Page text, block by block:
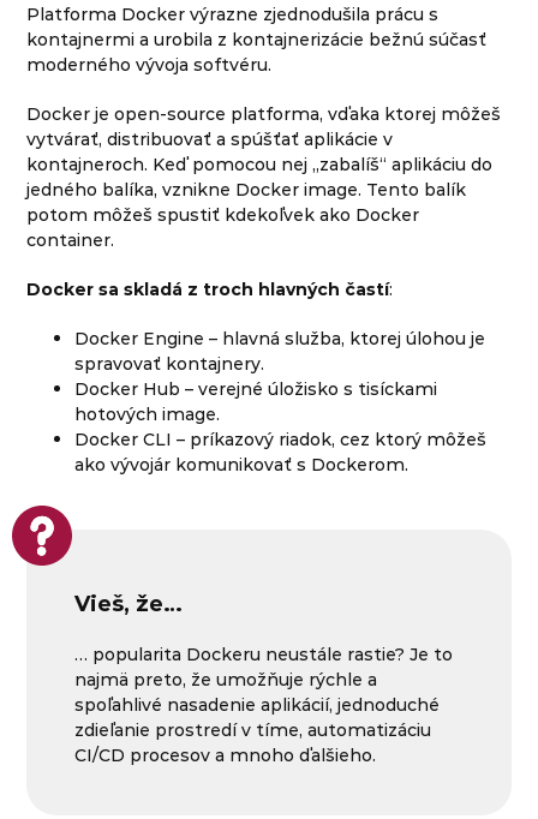
Platforma Docker výrazne zjednodušila prácu s
kontajnermi a urobila z kontajnerizácie bežnú súčasť
moderného vývoja softvéru.
Docker je open-source platforma, vďaka ktorej môžeš
vytvárať, distribuovať a spúšťať aplikácie v
kontajneroch. Keď pomocou nej „zabalíš“ aplikáciu do
jedného balíka, vznikne Docker image. Tento balík
potom môžeš spustiť kdekoľvek ako Docker
container.
Docker sa skladá z troch hlavných častí:
Docker Engine – hlavná služba, ktorej úlohou je
spravovať kontajnery.
Docker Hub – verejné úložisko s tisíckami
hotových image.
Docker CLI – príkazový riadok, cez ktorý môžeš
ako vývojár komunikovať s Dockerom.
Vieš, že…
… popularita Dockeru neustále rastie? Je to
najmä preto, že umožňuje rýchle a
spoľahlivé nasadenie aplikácií, jednoduché
zdieľanie prostredí v tíme, automatizáciu
CI/CD procesov a mnoho ďalšieho.